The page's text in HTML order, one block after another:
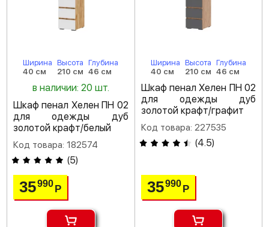
Ширина
40 см
Высота
210 см
Глубина
46 см
в наличии: 20 шт.
Шкаф пенал Хелен ПН 02
для одежды дуб
золотой крафт/белый
Код товара: 182574
(5)
35990Р
Ширина
40 см
Высота
210 см
Глубина
46 см
Шкаф пенал Хелен ПН 02
для одежды дуб
золотой крафт/графит
Код товара: 227535
(4.5)
35990 Р